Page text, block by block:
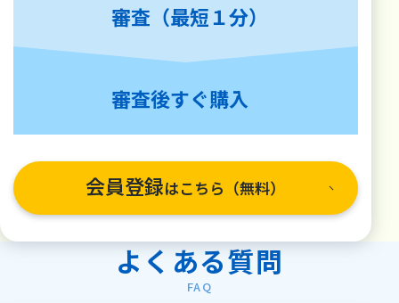
審査（最短１分）
審査後すぐ購入
会員登録はこちら（無料）
よくある質問
FAQ